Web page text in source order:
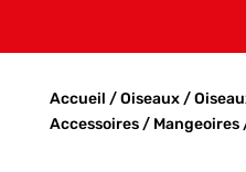
Accueil /Oiseaux/
Accessoires/ Mangeoires